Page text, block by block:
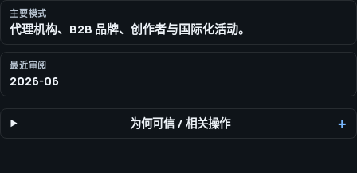
主要模式
代理机构、B2B 品牌、创作者与国际化活动。
最近审阅
2026-06
为何可信/相关操作